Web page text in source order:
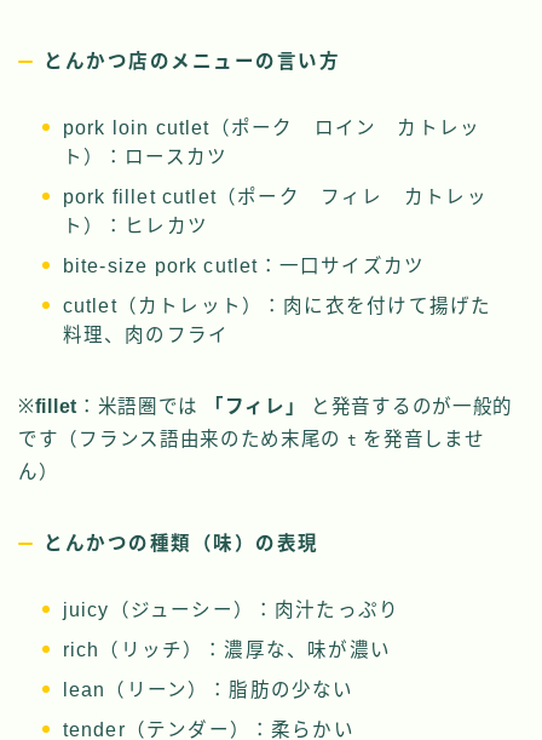
とんかつ店のメニューの言い方
pork loin cutlet（ポーク ロイン カトレッ
ト）：ロースカツ
pork fillet cutlet（ポーク フィレ カトレッ
ト）：ヒレカツ
bite-size pork cutlet：一口サイズカツ
cutlet（カトレット）：肉に衣を付けて揚げた
料理、肉のフライ
※fillet ：米語圏では 「フィレ」
と発音するのが一般的
です（フランス語由来のため末尾の t を発音しませ
ん）
とんかつの種類（味）の表現
juicy（ジューシー）：肉汁たっぷり
rich（リッチ）：濃厚な、味が濃い
lean（リーン）：脂肪の少ない
tender（テンダー）：柔らかい